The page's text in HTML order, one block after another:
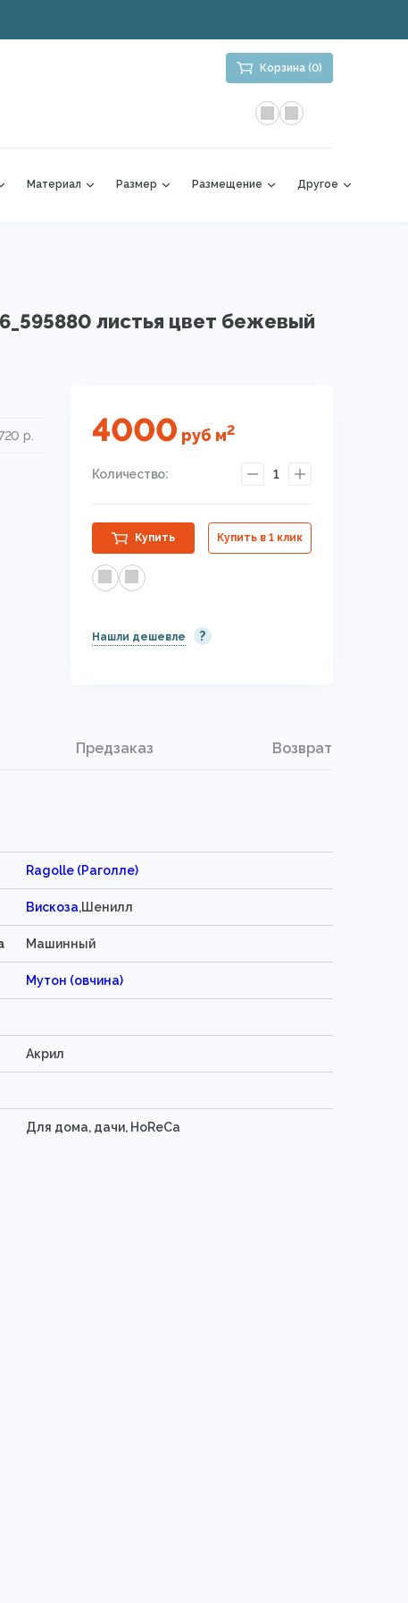
Корзина (0)
Материал Размер Размещение Другое
листья цвет бежевый
р. 4000 руб м2
Количество: 1
Купить Купить в 1 клик
Нашли дешевле ?
Предзаказ Возврат
Ragolle (Раголле)
Вискоза,Шенилл
Машинный
Мутон (овчина)
Акрил
Для дома, дачи, HoReCa